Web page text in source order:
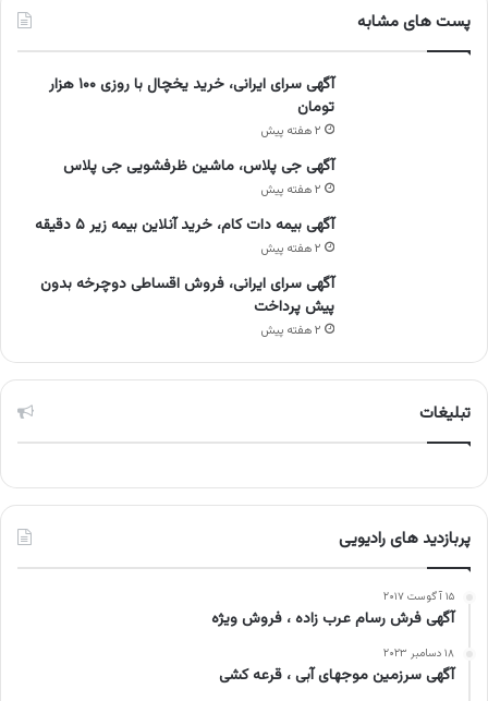
پست های مشابه
آگهی سرای ایرانی، خرید یخچال با روزی ۱۰۰ هزار
تومان
۲ هفته پیش
آگهی جی پلاس، ماشین ظرفشویی جی پلاس
۲ هفته پیش
آگهی بیمه دات کام، خرید آنلاین بیمه زیر ۵ دقیقه
۲ هفته پیش
آگهی سرای ایرانی، فروش اقساطی دوچرخه بدون
پیش پرداخت
۲ هفته پیش
تبلیغات
پربازدید های رادیویی
۱۵ آگوست ۲۰۱۷
آگهی فرش رسام عرب زاده ، فروش ویژه
۱۸ دسامبر ۲۰۲۳
آگهی سرزمین موجهای آبی ، قرعه کشی